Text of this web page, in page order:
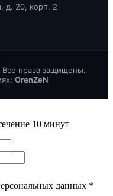
д. 20, корп. 2
права защищены.
OrenZeN
10 минут
данных *